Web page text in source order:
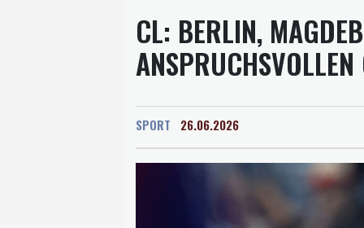
CL: BERLIN,
SPORT 26.06.2026